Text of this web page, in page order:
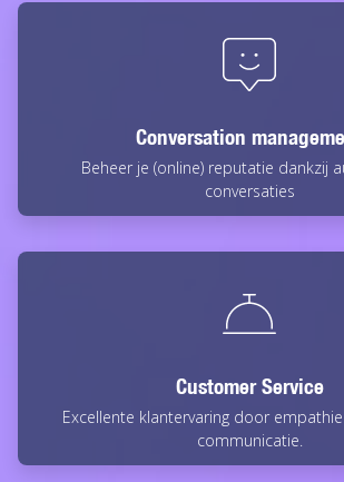
Conversation
Beheer je (online) reputatie dankzij
conversaties
Customer Service
Excellente klantervaring door
communicatie.